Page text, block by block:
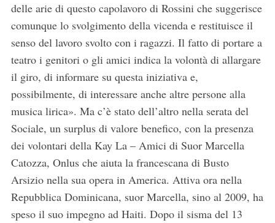
delle arie di questo capolavoro di Rossini che suggerisce
comunque lo svolgimento della vicenda e restituisce il
senso del lavoro svolto con i ragazzi. Il fatto di portare a
teatro i genitori o gli amici indica la volontà di allargare
il giro, di informare su questa iniziativa e,
possibilmente, di interessare anche altre persone alla
musica lirica». Ma c’è stato dell’altro nella serata del
Sociale, un surplus di valore benefico, con la presenza
dei volontari della Kay La – Amici di Suor Marcella
Catozza, Onlus che aiuta la francescana di Busto
Arsizio nella sua opera in America. Attiva ora nella
Repubblica Dominicana, suor Marcella, sino al 2009, ha
speso il suo impegno ad Haiti. Dopo il sisma del 13